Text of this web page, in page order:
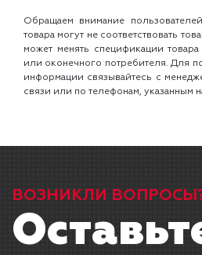
Обращаем внимание
товара могут не соответствовать
может менять спецификации
или оконечного потребителя. Для
информации связывайтесь с
связи или по телефонам, указанным
ВОЗНИКЛИ